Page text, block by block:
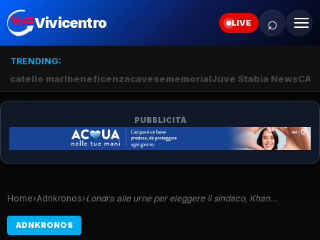
Vivicentro LIVE ⌕
TRENDING:
catello maribeneficenzacavesememorialJuve Stabia News
PUBBLICITÀ
Home›Adnkronos›Londra alle urne per eleggere il sindaco, Khan…
ADNKRONOS